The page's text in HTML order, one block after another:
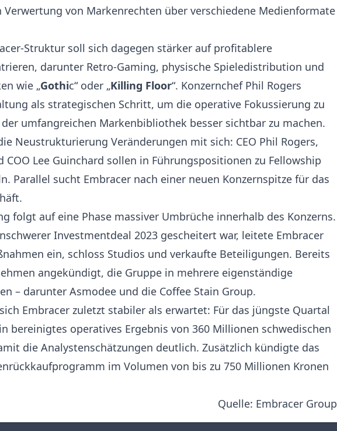
von Markenrechten über verschiedene Medienformate
Struktur soll sich dagegen stärker auf profitablere
darunter Retro-Gaming, physische Spieledistribution und
wie „Gothic“ oder „Killing Floor“. Konzernchef Phil Rogers
als strategischen Schritt, um die operative Fokussierung zu
umfangreichen Markenbibliothek besser sichtbar zu machen.
Neustrukturierung Veränderungen mit sich: CEO Phil Rogers,
COO Lee Guinchard sollen in Führungspositionen zu Fellowship
Parallel sucht Embracer nach einer neuen Konzernspitze für das
folgt auf eine Phase massiver Umbrüche innerhalb des Konzerns.
Investmentdeal 2023 gescheitert war, leitete Embracer
ein, schloss Studios und verkaufte Beteiligungen. Bereits
angekündigt, die Gruppe in mehrere eigenständige
– darunter Asmodee und die Coffee Stain Group.
Embracer zuletzt stabiler als erwartet: Für das jüngste Quartal
bereinigtes operatives Ergebnis von 360 Millionen schwedischen
die Analystenschätzungen deutlich. Zusätzlich kündigte das
im Volumen von bis zu 750 Millionen Kronen
Quelle: Embracer Group